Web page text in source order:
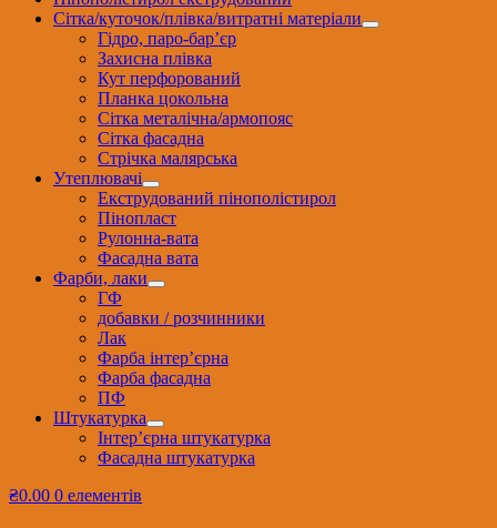
Сітка/куточок/плівка/витратні матеріали
Гідро, паро-бар’єр
Захисна плівка
Кут перфорований
Планка цокольна
Сітка металічна/армопояс
Сітка фасадна
Стрічка малярська
Утеплювачі
Екструдований пінополістирол
Пінопласт
Рулонна-вата
Фасадна вата
Фарби, лаки
ГФ
добавки / розчинники
Лак
Фарба інтер’єрна
Фарба фасадна
ПФ
Штукатурка
Інтер’єрна штукатурка
Фасадна штукатурка
₴0.00 0 елементів